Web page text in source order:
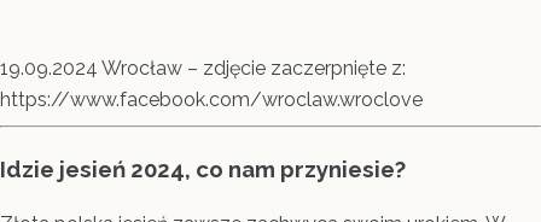
19.09.2024 Wrocław – zdjęcie zaczerpnięte z:
https://www.facebook.com/wroclaw.wroclove
Idzie jesień 2024, co nam przyniesie?